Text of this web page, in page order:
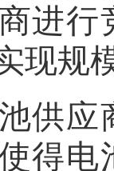
进
现规
供应
得电